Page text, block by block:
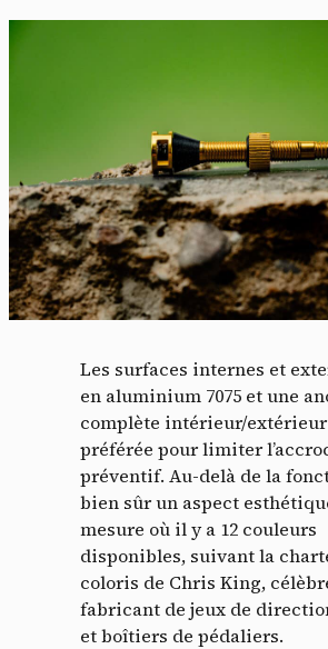
Les surfaces internes et
en aluminium 7075 et une
complète intérieur/extérieur
préférée pour limiter
préventif. Au-delà de la
bien sûr un aspect
mesure où il y a 12 couleurs
disponibles, suivant la
coloris de Chris King,
fabricant de jeux de
et boîtiers de pédaliers.